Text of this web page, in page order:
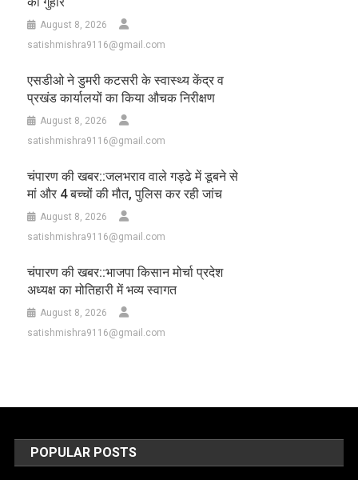
August 8, 2026
satishmishra9116@gmail.com
एसडीओ ने डुमरी कटसरी के स्वास्थ्य केंद्र व
प्रखंड कार्यालयों का किया औचक निरीक्षण
August 8, 2026
satishmishra9116@gmail.com
चंपारण की खबर::जलभराव वाले गड्ढे में डूबने से
मां और 4 बच्चों की मौत, पुलिस कर रही जांच
August 8, 2026
satishmishra9116@gmail.com
चंपारण की खबर::भाजपा किसान मोर्चा प्रदेश
अध्यक्ष का मोतिहारी में भव्य स्वागत
August 8, 2026
satishmishra9116@gmail.com
POPULAR POSTS